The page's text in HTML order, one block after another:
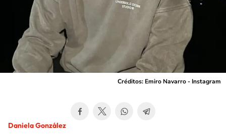
Créditos: Emiro Navarro - Instagram
Daniela González